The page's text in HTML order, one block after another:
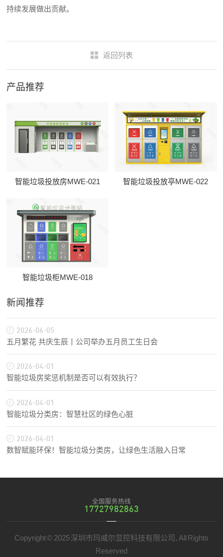
持续发展做出贡献。
返回列表
产品推荐
智能垃圾投放房MWE-021 智能垃圾投放亭MWE-022
智能垃圾柜MWE-018
新闻推荐
2026-06-05
五月繁花 共庆生辰丨公司举办五月员工生日会
2026-04-01
智能垃圾房奖惩机制是否可以有效执行？
2026-04-01
智能垃圾分类房：智慧社区的绿色心脏
2026-04-01
数智赋能环保！智能垃圾分类房，让绿色生活融入日常
全国服务热线
17727982863
Copyright © 2025 深圳市玛威尔显控科技有限公司, All Rights
Reserved